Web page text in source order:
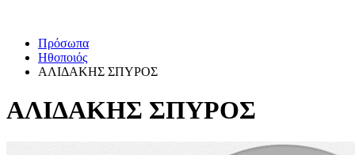
Πρόσωπα
Ηθοποιός
ΑΛΙΔΑΚΗΣ ΣΠΥΡΟΣ
ΑΛΙΔΑΚΗΣ ΣΠΥΡΟΣ